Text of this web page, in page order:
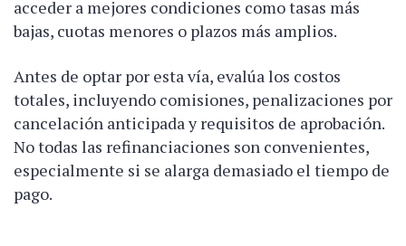
acceder a mejores condiciones como tasas más
bajas, cuotas menores o plazos más amplios.
Antes de optar por esta vía, evalúa los costos
totales, incluyendo comisiones, penalizaciones por
cancelación anticipada y requisitos de aprobación.
No todas las refinanciaciones son convenientes,
especialmente si se alarga demasiado el tiempo de
pago.